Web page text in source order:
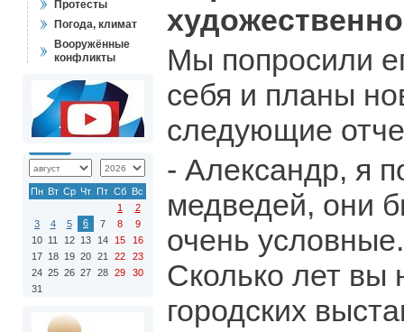
Протесты
Погода, климат
Вооружённые
конфликты
Пн Вт Ср Чт Пт Сб Вс
1
2
3
4 5 6 7 8
9
10 11 12 13 14 15
16
17 18 19 20 21 22
23
24 25 26 27 28 29
30
31
Мы попросили
себя и планы
следующие
- Александр, я
медведей, они
очень
Сколько лет вы
городских